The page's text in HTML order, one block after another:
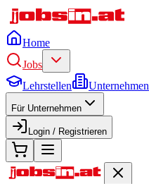
Home
Jobs
Lehrstellen
Unternehmen
Für Unternehmen
Login / Registrieren